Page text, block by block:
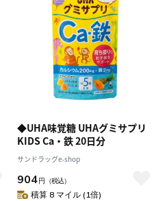
◆UHA味覚糖 UHAグミサプリ
KIDS Ca・鉄 20日分
サンドラッグe-shop
904円 （税込）
積算 8 マイル (1倍)